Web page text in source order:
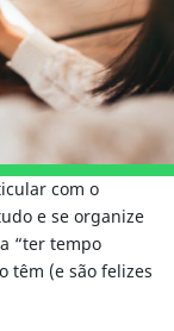
com o
e se organize
“ter tempo
têm (e são felizes